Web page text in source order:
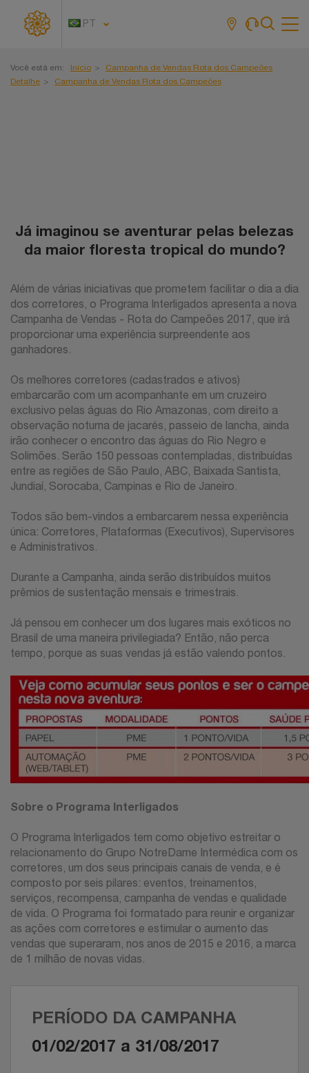
PT
Você está em: Início
Campanha de Vendas Rota dos Campeões
Detalhe
Campanha de Vendas Rota dos Campeões
Já imaginou se aventurar pelas belezas
da maior floresta tropical do mundo?
Além de várias iniciativas que prometem facilitar o dia a dia
dos corretores, o Programa Interligados apresenta a nova
Campanha de Vendas - Rota do Campeões 2017, que irá
proporcionar uma experiência surpreendente aos
ganhadores.
Os melhores corretores (cadastrados e ativos)
embarcarão com um acompanhante em um cruzeiro
exclusivo pelas águas do Rio Amazonas, com direito a
observação noturna de jacarés, passeio de lancha, ainda
irão conhecer o encontro das águas do Rio Negro e
Solimões. Serão 150 pessoas contempladas, distribuídas
entre as regiões de São Paulo, ABC, Baixada Santista,
Jundiaí, Sorocaba, Campinas e Rio de Janeiro.
Todos são bem-vindos a embarcarem nessa experiência
única: Corretores, Plataformas (Executivos), Supervisores
e Administrativos.
Durante a Campanha, ainda serão distribuídos muitos
prêmios de sustentação mensais e trimestrais.
Já pensou em conhecer um dos lugares mais exóticos no
Brasil de uma maneira privilegiada? Então, não perca
tempo, porque as suas vendas já estão valendo pontos.
Sobre o Programa Interligados
O Programa Interligados tem como objetivo estreitar o
relacionamento do Grupo NotreDame Intermédica com os
corretores, um dos seus principais canais de venda, e é
composto por seis pilares: eventos, treinamentos,
serviços, recompensa, campanha de vendas e qualidade
de vida. O Programa foi formatado para reunir e organizar
as ações com corretores e estimular o aumento das
vendas que superaram, nos anos de 2015 e 2016, a marca
de 1 milhão de novas vidas.
PERÍODO DA CAMPANHA
01/02/2017 a 31/08/2017